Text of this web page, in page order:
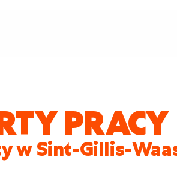
PRACY
w Sint-Gillis-